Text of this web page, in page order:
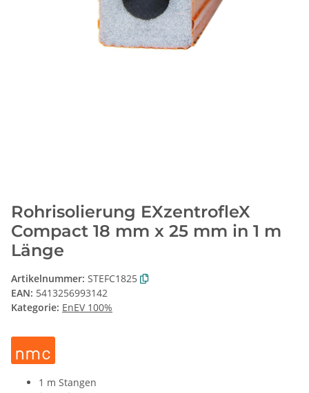
Rohrisolierung EXzentrofleX
Compact 18 mm x 25 mm in 1 m
Länge
Artikelnummer: STEFC1825
EAN: 5413256993142
Kategorie: EnEV 100%
1 m Stangen